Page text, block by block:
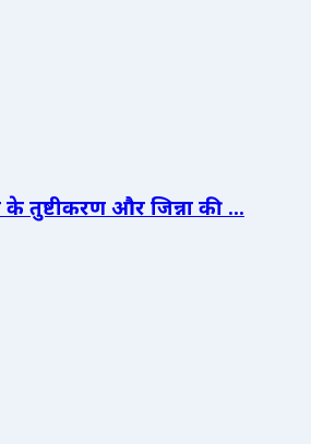
तुष्टीकरण और जिन्ना की ...